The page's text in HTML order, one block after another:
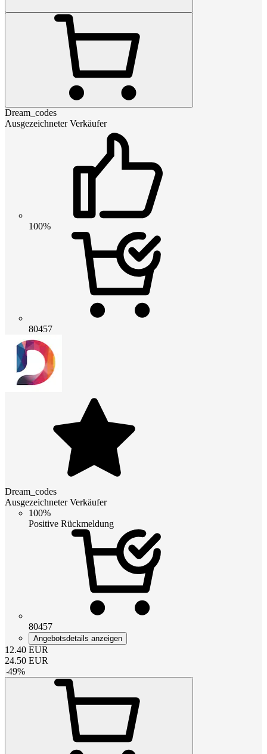
Dream_codes
Ausgezeichneter Verkäufer
100%
80457
Dream_codes
Ausgezeichneter Verkäufer
100%
Positive Rückmeldung
80457
Angebotsdetails anzeigen
12.40 EUR
24.50 EUR
-49%